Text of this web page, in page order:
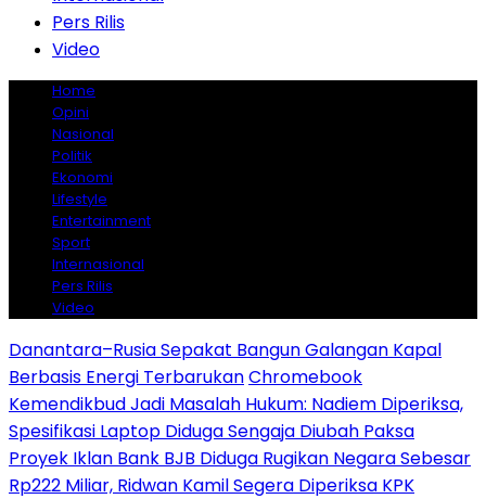
Pers Rilis
Video
Home
Opini
Nasional
Politik
Ekonomi
Lifestyle
Entertainment
Sport
Internasional
Pers Rilis
Video
Danantara–Rusia Sepakat Bangun Galangan Kapal
Berbasis Energi TerbarukanChromebook
Kemendikbud Jadi Masalah Hukum: Nadiem Diperiksa,
Spesifikasi Laptop Diduga Sengaja Diubah Paksa
Proyek Iklan Bank BJB Diduga Rugikan Negara Sebesar
Rp222 Miliar, Ridwan Kamil Segera Diperiksa KPK